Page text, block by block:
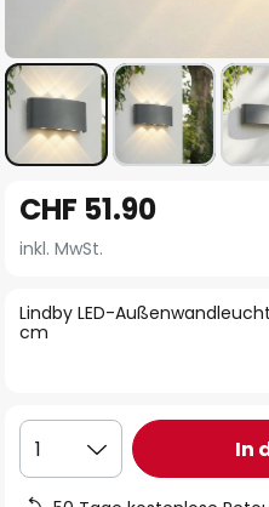
Anfang
der
springen
Lindby LED-
cm
CHF 51.90
inkl. MwSt.
1 In